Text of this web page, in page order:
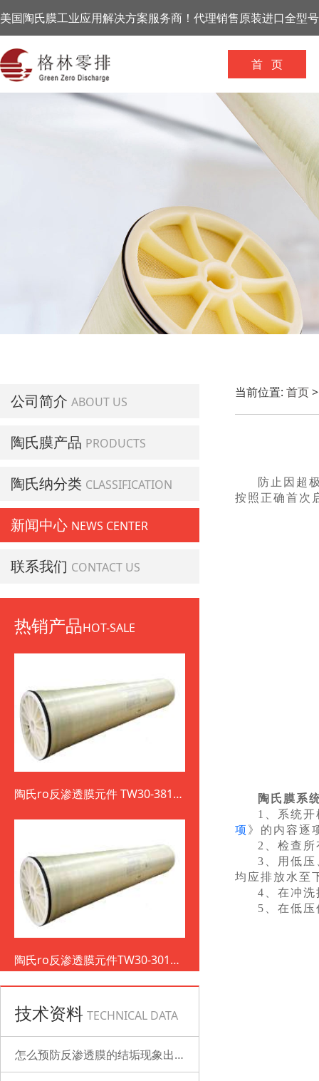
美国陶氏膜工业应用解决方案服务商！代理销售原装进口全型
首 页
公司简介 ABOUT US
陶氏膜产品 PRODUCTS
陶氏纳分类 CLASSIFICATION
新闻中心 NEWS CENTER
联系我们 CONTACT US
热销产品HOT-SALE
陶氏ro反渗透膜元件 TW30-3812-
陶氏ro反渗透膜元件TW30-3012-
500
技术资料 TECHNICAL DATA
怎么预防反渗透膜的结垢现象出现？
当前位置: 首页
防止因超
按照正确首次
陶氏膜系
1、系统
项 》的内容逐
2、检查
3、用低
均应排放水至
4、在冲
5、在低